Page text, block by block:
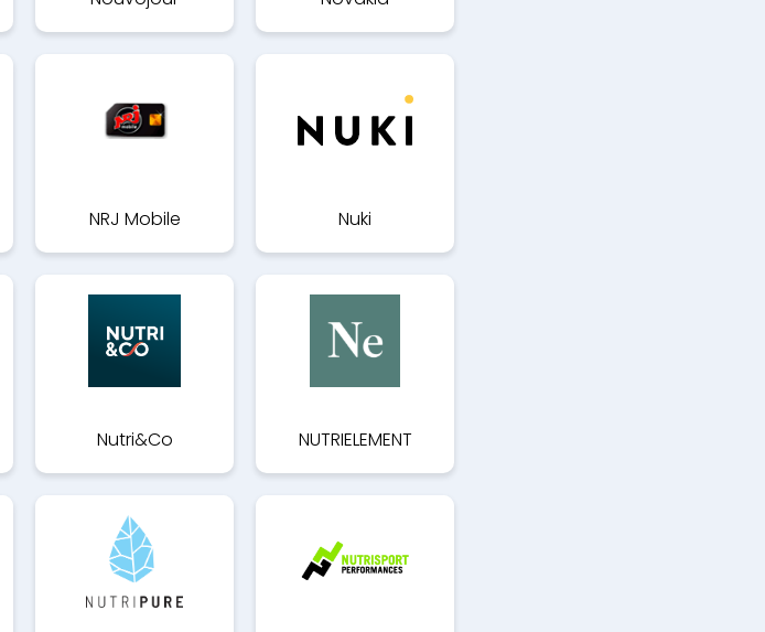
NRJ Mobile Nuki
Nutri&Co NUTRIELEMENT